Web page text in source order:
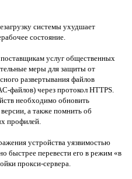
системы ухудшает
состояние.
услуг общественных
меры для защиты от
развертывания файлов
файлов) через протокол HTTPS.
необходимо обновить
а также помнить об
профилей.
устройства уязвимостью
быстрее перевести его в режим «в
прокси-сервера.